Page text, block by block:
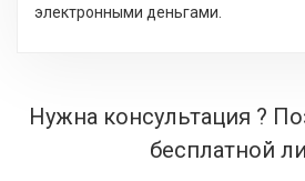
электронными деньгами.
Нужна консультация ?
бесплатной